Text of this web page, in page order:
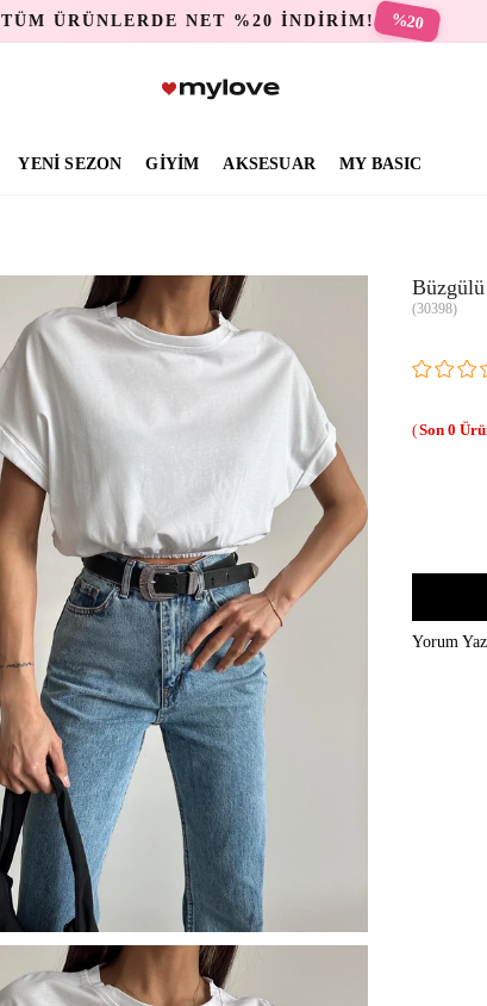
TÜM ÜRÜNLERDE NET %20 İNDİRİM! %20
YENİ SEZON GİYİM AKSESUAR MY BASIC
(30398)
0
Yorum Yaz